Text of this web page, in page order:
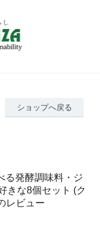
ショップへ戻る
る発酵調味料・ジ
きな8個セット (ク
レビュー